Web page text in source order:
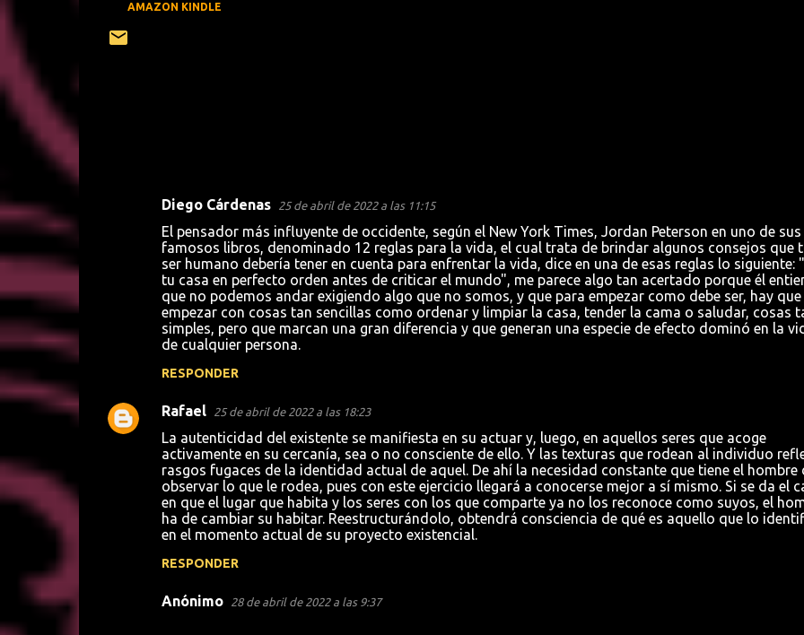
AMAZON KINDLE
i
Diego Cárdenas 25 de abril de 2022 a las 11:15
El pensador más influyente de occidente, según el New York Times, Jordan Peterson en uno de sus
famosos libros, denominado 12 reglas para la vida, el cual trata de brindar algunos consejos que
ser humano debería tener en cuenta para enfrentar la vida, dice en una de esas reglas lo siguiente:
tu casa en perfecto orden antes de criticar el mundo", me parece algo tan acertado porque él
que no podemos andar exigiendo algo que no somos, y que para empezar como debe ser, hay que
empezar con cosas tan sencillas como ordenar y limpiar la casa, tender la cama o saludar, cosas
simples, pero que marcan una gran diferencia y que generan una especie de efecto dominó en la
de cualquier persona.
RESPONDER
Rafael 25 de abril de 2022 a las 18:23
La autenticidad del existente se manifiesta en su actuar y, luego, en aquellos seres que acoge
activamente en su cercanía, sea o no consciente de ello. Y las texturas que rodean al individuo
rasgos fugaces de la identidad actual de aquel. De ahí la necesidad constante que tiene el hombre
observar lo que le rodea, pues con este ejercicio llegará a conocerse mejor a sí mismo. Si se da el
en que el lugar que habita y los seres con los que comparte ya no los reconoce como suyos, el
ha de cambiar su habitar. Reestructurándolo, obtendrá consciencia de qué es aquello que lo
en el momento actual de su proyecto existencial.
RESPONDER
Anónimo 28 de abril de 2022 a las 9:37